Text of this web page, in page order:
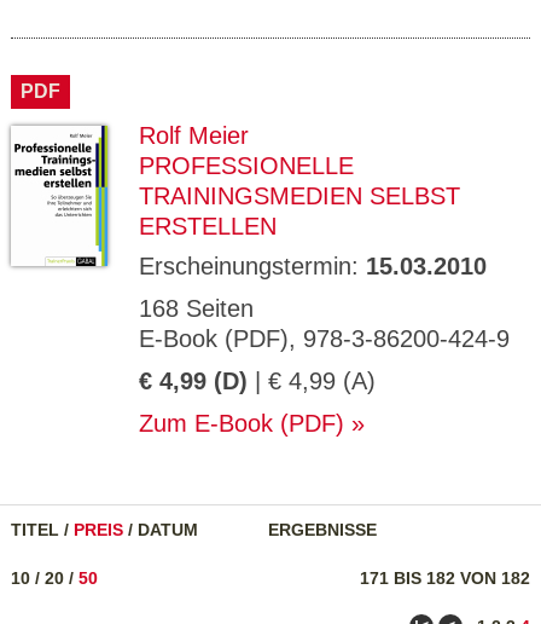
PDF
Rolf Meier
PROFESSIONELLE
TRAININGSMEDIEN SELBST
ERSTELLEN
Erscheinungstermin: 15.03.2010
168 Seiten
E-Book (PDF), 978-3-86200-424-9
€ 4,99 (D) | € 4,99 (A)
Zum E-Book (PDF)
TITEL / PREIS / DATUM ERGEBNISSE
171 BIS 182 VON 182
10 / 20 / 50